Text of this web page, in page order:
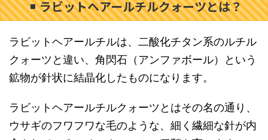
ラビットヘアールチルクォーツとは？
ラビットヘアールチルは、二酸化チタン系のルチル
クォーツと違い、角閃石（アンファボール）という
鉱物が針状に結晶化したものになります。
ラビットヘアールチルクォーツとはその名の通り、
ウサギのフワフワな毛のような、細く繊細な針が内